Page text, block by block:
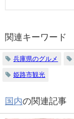
関連キーワード
兵庫県のグルメ
姫路市観光
国内の関連記事